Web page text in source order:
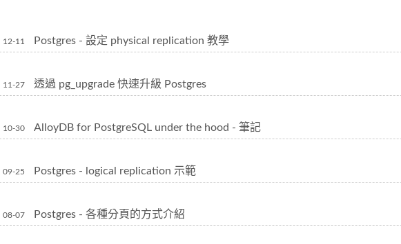
12-11 Postgres - 設定 physical replication 教學
11-27 透過 pg_upgrade 快速升級 Postgres
10-30 AlloyDB for PostgreSQL under the hood - 筆記
09-25 Postgres - logical replication 示範
08-07 Postgres - 各種分頁的方式介紹